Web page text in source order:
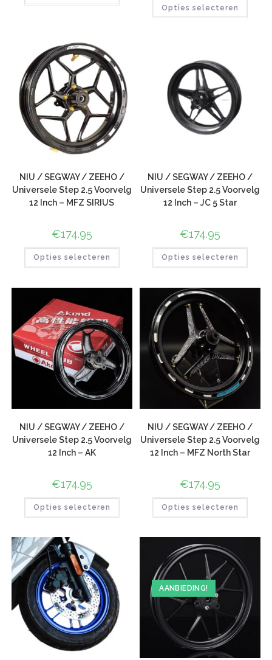
Opties selecteren
NIU / SEGWAY / ZEEHO /
Universele Step 2.5 Voorvelg
12 Inch – MFZ SIRIUS
€174.95
Opties selecteren
NIU / SEGWAY / ZEEHO /
Universele Step 2.5 Voorvelg
12 Inch – JC 5 Star
€174.95
Opties selecteren
NIU / SEGWAY / ZEEHO /
Universele Step 2.5 Voorvelg
12 Inch – AK
€174.95
Opties selecteren
NIU / SEGWAY / ZEEHO /
Universele Step 2.5 Voorvelg
12 Inch – MFZ North Star
€174.95
Opties selecteren
AANBIEDING!